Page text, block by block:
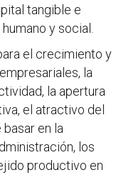
tangible e
y social.
el crecimiento y
la
la apertura
el atractivo del
en la
los
productivo en